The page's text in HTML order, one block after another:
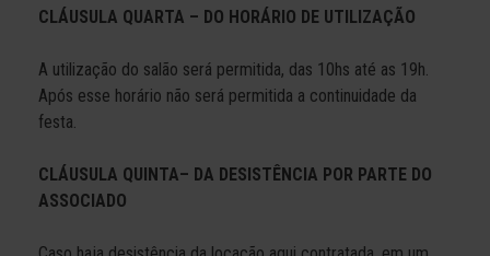
CLÁUSULA QUARTA – DO HORÁRIO DE UTILIZAÇÃO
A utilização do salão será permitida, das 10hs até as 19h.
Após esse horário não será permitida a continuidade da
festa.
CLÁUSULA QUINTA– DA DESISTÊNCIA POR PARTE DO
ASSOCIADO